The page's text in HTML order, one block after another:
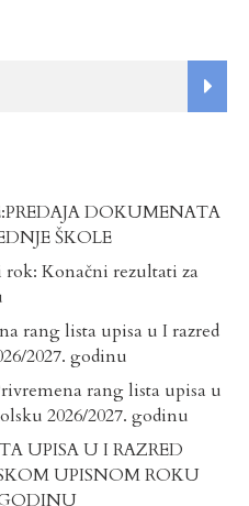
DOKUMENATA
ŠKOLE
Konačni rezultati za
rang lista upisa u I razred
2027. godinu
rang lista upisa u
2026/2027. godinu
UPISA U I RAZRED
UPISNOM ROKU